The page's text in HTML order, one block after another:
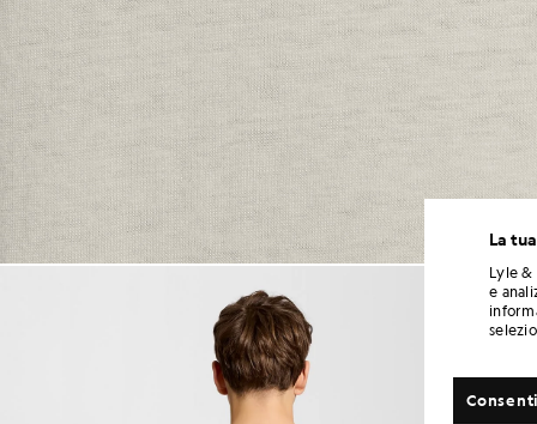
Un uomo indossa una
La
Lyle
e